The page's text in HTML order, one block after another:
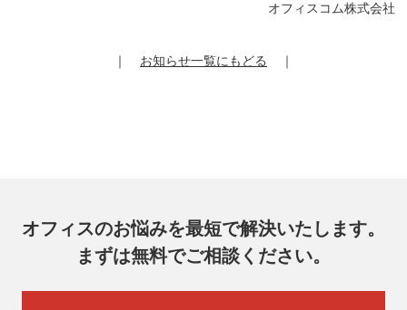
オフィスコム株式会社
｜ お知らせ一覧にもどる ｜
オフィスのお悩みを最短で解決いたします。
まずは無料でご相談ください。